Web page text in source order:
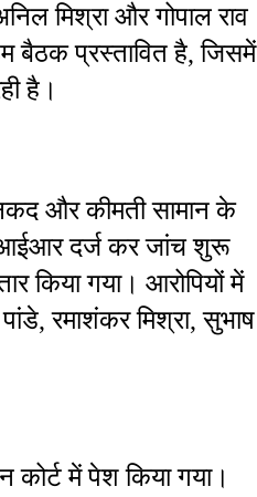
मिश्रा और गोपाल राव
बैठक प्रस्तावित है, जिसमें
है।
नकद और कीमती सामान के
दर्ज कर जांच शुरू
किया गया। आरोपियों में
रमाशंकर मिश्रा, सुभाष
कोर्ट में पेश किया गया।